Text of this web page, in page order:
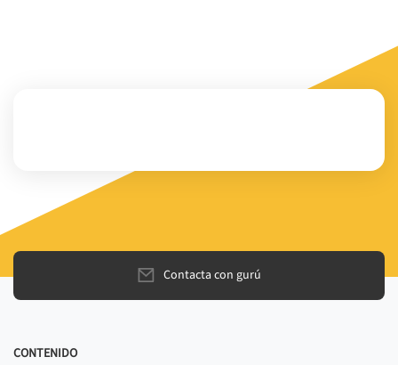
Contacta con gurú
CONTENIDO